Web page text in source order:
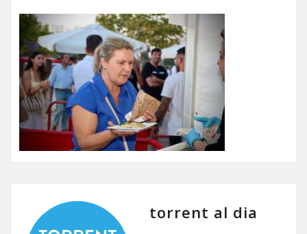
torrent al dia